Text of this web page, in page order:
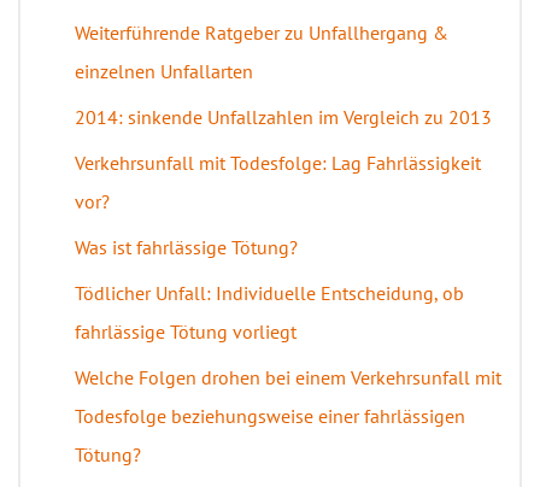
Weiterführende Ratgeber zu Unfallhergang &
einzelnen Unfallarten
2014: sinkende Unfallzahlen im Vergleich zu 2013
Verkehrsunfall mit Todesfolge: Lag Fahrlässigkeit
vor?
Was ist fahrlässige Tötung?
Tödlicher Unfall: Individuelle Entscheidung, ob
fahrlässige Tötung vorliegt
Welche Folgen drohen bei einem Verkehrsunfall mit
Todesfolge beziehungsweise einer fahrlässigen
Tötung?